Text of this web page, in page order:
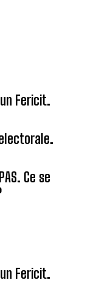
Fericit.
Ce se
Fericit.